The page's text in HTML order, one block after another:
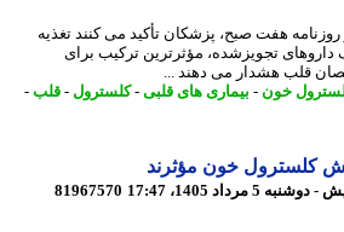
هفت صبح، پزشکان تأکید می کنند تغذیه
تجویزشده، مؤثرترین ترکیب برای
هشدار می دهند ...
خون-بیماری های قلبی-کلسترول-قلب -
خون مؤثرند
81967570